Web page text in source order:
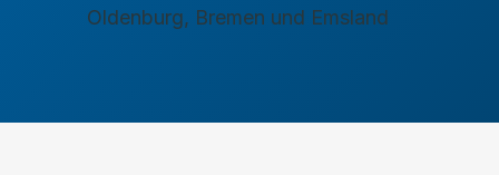
Oldenburg, Bremen und Emsland